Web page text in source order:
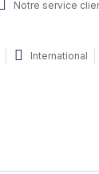
Notre service
International